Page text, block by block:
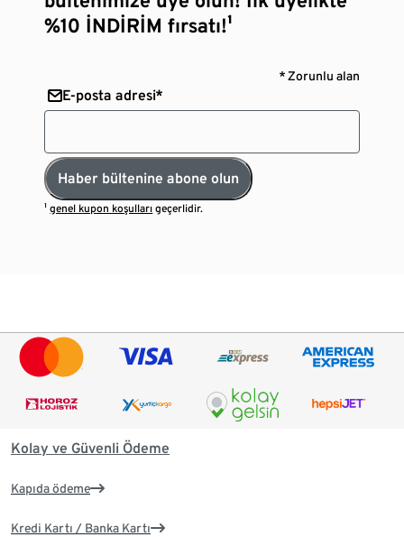
%10 İNDİRİM fırsatı!¹
* Zorunlu alan
E-posta adresi*
Haber bültenine abone olun
¹genel kupon koşulları geçerlidir.
Kolay ve Güvenli Ödeme
Kapıda ödeme
Kredi Kartı / Banka Kartı